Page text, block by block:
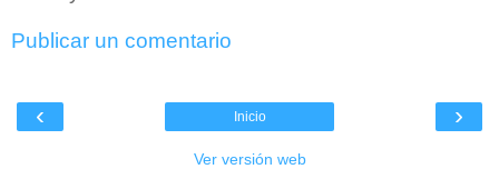
Publicar un comentario
‹ ›
Inicio
Ver versión web